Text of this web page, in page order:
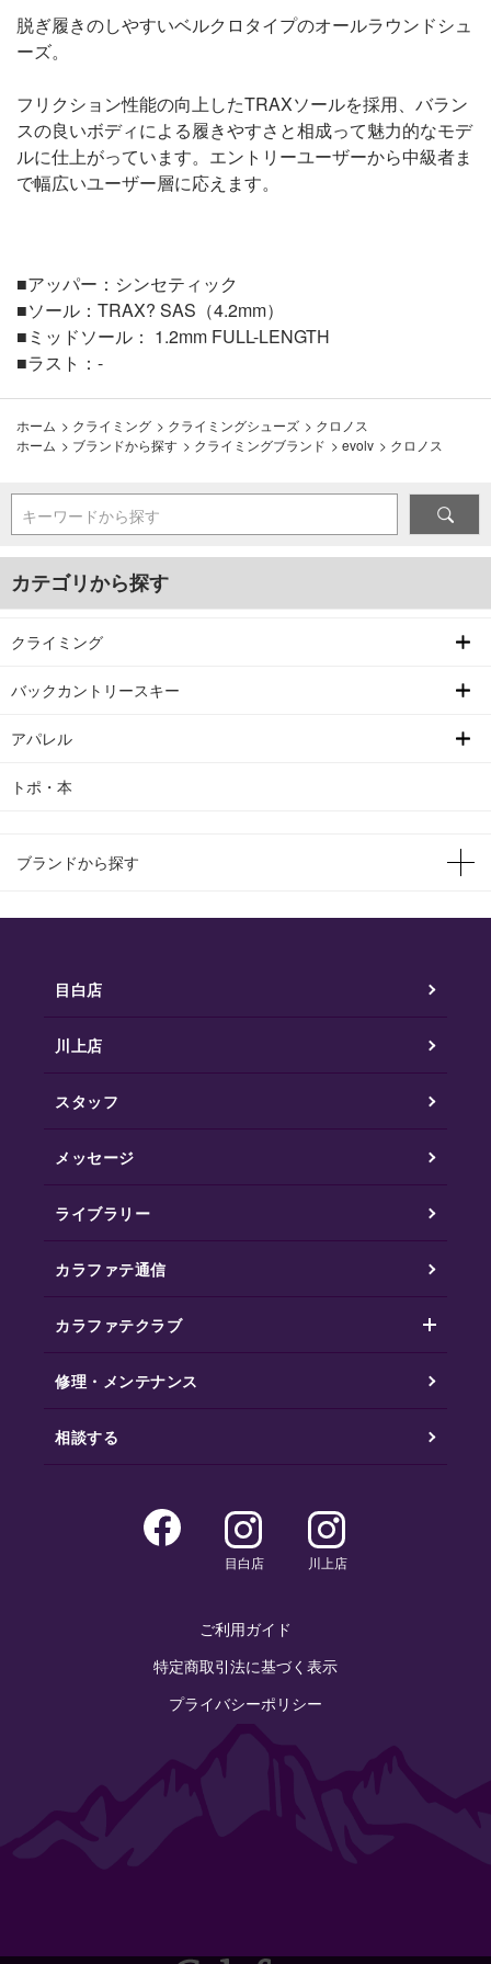
脱ぎ履きのしやすいベルクロタイプのオールラウンドシュ
ーズ。
フリクション性能の向上したTRAXソールを採用、バラン
スの良いボディによる履きやすさと相成って魅力的なモデ
ルに仕上がっています。エントリーユーザーから中級者ま
で幅広いユーザー層に応えます。
■アッパー：シンセティック
■ソール：TRAX? SAS（4.2mm）
■ミッドソール： 1.2mm FULL-LENGTH
■ラスト：-
ホーム > クライミング > クライミングシューズ > クロノス
ホーム > ブランドから探す > クライミングブランド > evolv > クロノス
キーワードから探す
カテゴリから探す
クライミング
バックカントリースキー
アパレル
トポ・本
ブランドから探す
目白店
川上店
スタッフ
メッセージ
ライブラリー
カラファテ通信
カラファテクラブ
修理・メンテナンス
相談する
目白店 川上店
ご利用ガイド
特定商取引法に基づく表示
プライバシーポリシー